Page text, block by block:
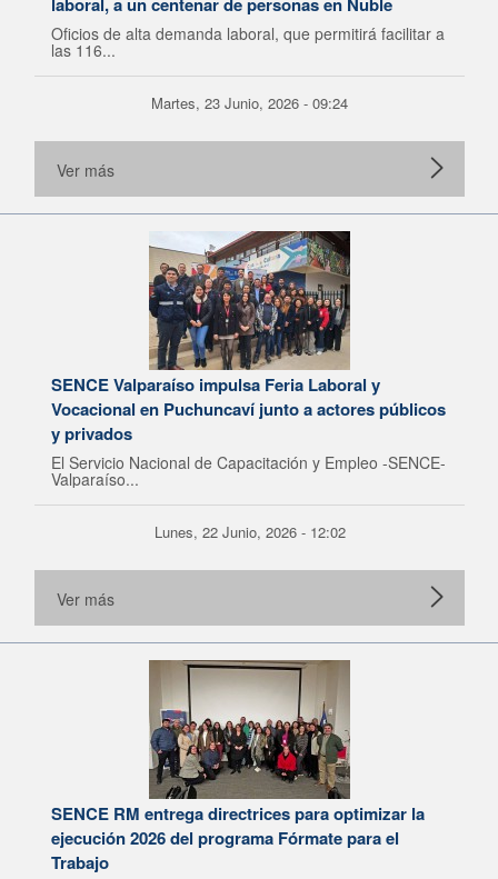
Oficios de alta demanda laboral, que permitirá facilitar a
las 116...
Martes, 23 Junio, 2026 - 09:24
Ver más
SENCE Valparaíso impulsa Feria Laboral y
Vocacional en Puchuncaví junto a actores públicos
y privados
El Servicio Nacional de Capacitación y Empleo -SENCE-
Valparaíso...
Lunes, 22 Junio, 2026 - 12:02
Ver más
SENCE RM entrega directrices para optimizar la
ejecución 2026 del programa Fórmate para el
Trabajo